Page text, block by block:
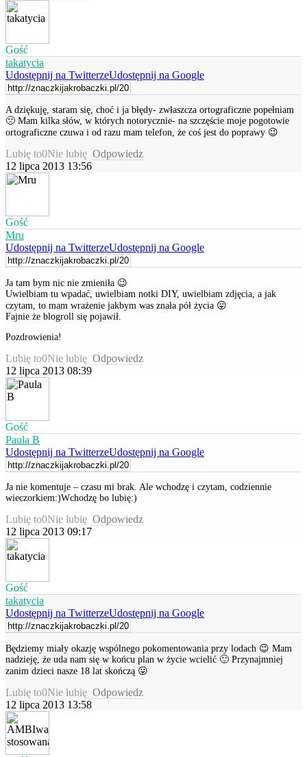
Gość
takatycia
Udostępnij na TwitterzeUdostępnij na Google
A dziękuję, staram się, choć i ja błędy- zwłaszcza ortograficzne popełniam
🙁 Mam kilka słów, w których notorycznie- na szczęście moje pogotowie
ortograficzne czuwa i od razu mam telefon, że coś jest do poprawy 😉
Lubię to0Nie lubię Odpowiedz
12 lipca 2013 13:56
Gość
Mru
Udostępnij na TwitterzeUdostępnij na Google
Ja tam bym nic nie zmieniła 😉
Uwielbiam tu wpadać, uwielbiam notki DIY, uwielbiam zdjęcia, a jak
czytam, to mam wrażenie jakbym was znała pół życia 😛
Fajnie że blogroll się pojawił.
Pozdrowienia!
Lubię to0Nie lubię Odpowiedz
12 lipca 2013 08:39
Gość
Paula B
Udostępnij na TwitterzeUdostępnij na Google
Ja nie komentuje – czasu mi brak. Ale wchodzę i czytam, codziennie
wieczorkiem:)Wchodzę bo lubię:)
Lubię to0Nie lubię Odpowiedz
12 lipca 2013 09:17
Gość
takatycia
Udostępnij na TwitterzeUdostępnij na Google
Będziemy miały okazję wspólnego pokomentowania przy lodach 😉 Mam
nadzieję, że uda nam się w końcu plan w życie wcielić 🙂 Przynajmniej
zanim dzieci nasze 18 lat skończą 😛
Lubię to0Nie lubię Odpowiedz
12 lipca 2013 13:58